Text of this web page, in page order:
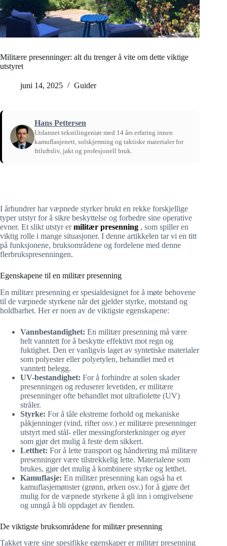
Militære presenninger: alt du trenger å vite om dette viktige
utstyret
juni 14, 2025 Guider
Hans Pettersen
Utdannet tekstilingeniør med 14 års erfaring innen
kamuflasjenett, solskjerming og taktiske materialer for
friluftsliv, jakt og profesjonell bruk.
I århundrer har væpnede styrker brukt en rekke forskjellige
typer utstyr for å sikre beskyttelse og forbedre sine operative
evner. Et slikt utstyr ermilitær presenning , som spiller en
viktig rolle i mange situasjoner. I denne artikkelen tar vi en titt
på funksjonene, bruksområdene og fordelene med denne
flerbrukspresenningen.
Egenskapene til en militær presenning
En militær presenning er spesialdesignet for å møte behovene
til de væpnede styrkene når det gjelder styrke, motstand og
holdbarhet. Her er noen av de viktigste egenskapene:
Vannbestandighet: En militær presenning må være
helt vanntett for å beskytte effektivt mot regn og
fuktighet. Den er vanligvis laget av syntetiske materialer
som polyester eller polyetylen, behandlet med et
vanntett belegg.
UV-bestandighet: For å forhindre at solen skader
presenningen og reduserer levetiden, er militære
presenninger ofte behandlet mot ultrafiolette (UV)
stråler.
Styrke: For å tåle ekstreme forhold og mekaniske
påkjenninger (vind, rifter osv.) er militære presenninger
utstyrt med stål- eller messingforsterkninger og øyer
som gjør det mulig å feste dem sikkert.
Letthet: For å lette transport og håndtering må militære
presenninger være tilstrekkelig lette. Materialene som
brukes, gjør det mulig å kombinere styrke og letthet.
Kamuflasje: En militær presenning kan også ha et
kamuflasjemønster (grønn, ørken osv.) for å gjøre det
mulig for de væpnede styrkene å gli inn i omgivelsene
og unngå å bli oppdaget av fienden.
De viktigste bruksområdene for militær presenning
Takket være sine spesifikke egenskaper er militær presenning